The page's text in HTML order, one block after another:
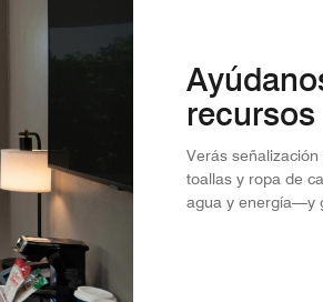
recursos
Verás
toallas y ropa de
agua y energía—y